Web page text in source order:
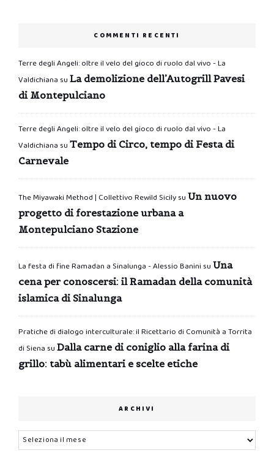
COMMENTI RECENTI
Terre degli Angeli: oltre il velo del gioco di ruolo dal vivo - La
Valdichiana su La demolizione dell’Autogrill Pavesi
di Montepulciano
Terre degli Angeli: oltre il velo del gioco di ruolo dal vivo - La
Valdichiana su Tempo di Circo, tempo di Festa di
Carnevale
The Miyawaki Method | Collettivo Rewild Sicilysu Un nuovo
progetto di forestazione urbana a
Montepulciano Stazione
La festa di fine Ramadan a Sinalunga - Alessio Banini su Una
cena per conoscersi: il Ramadan della comunità
islamica di Sinalunga
Pratiche di dialogo interculturale: il Ricettario di Comunità a Torrita
di Siena su Dalla carne di coniglio alla farina di
grillo: tabù alimentari e scelte etiche
ARCHIVI
Archivi